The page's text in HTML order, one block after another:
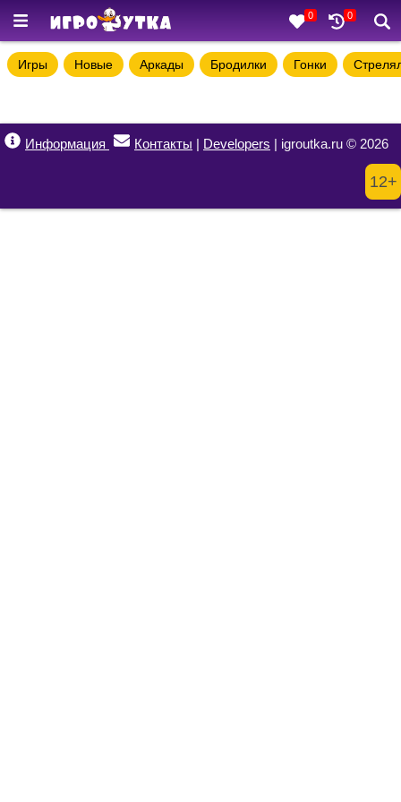
0 0
Игры Новые Аркады Бродилки Гонки
Информация Контакты | Developers | igroutka.ru © 2026
12+